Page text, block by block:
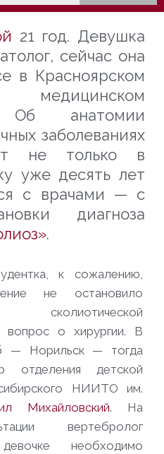
21 год. Девушка
сейчас она
в Красноярском
медицинском
Об анатомии
заболеваниях
не только в
уже десять лет
с врачами — с
диагноза
.
к сожалению,
не остановило
сколиотической
вопрос о хирургии. В
— Норильск — тогда
отделения детской
НИИТО им.
Михайловский. На
вертебролог
необходимо